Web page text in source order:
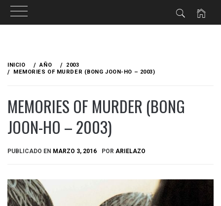
contenido
INICIO AÑO
2003
MEMORIES OF MURDER (BONG JOON-HO – 2003)
MEMORIES OF MURDER (BONG
JOON-HO – 2003)
PUBLICADO EN MARZO 3, 2016 POR ARIELAZO